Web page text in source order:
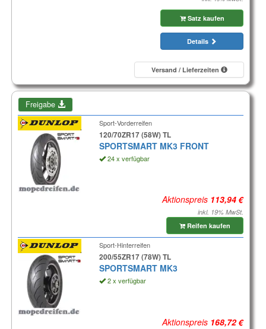
Satz kaufen
Details
Versand / Lieferzeiten
Freigabe
Sport-Vorderreifen
120/70ZR17 (58W) TL
SPORTSMART MK3 FRONT
24 x verfügbar
Aktionspreis
inkl. 19% MwSt.
Reifen kaufen
Sport-Hinterreifen
200/55ZR17 (78W) TL
SPORTSMART MK3
2 x verfügbar
Aktionspreis